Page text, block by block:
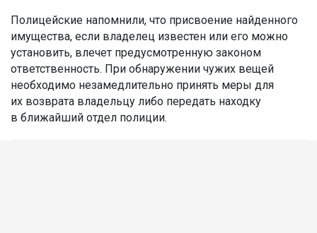
Полицейские напомнили, что присвоение найденного
имущества, если владелец известен или его можно
установить, влечет предусмотренную законом
ответственность. При обнаружении чужих вещей
необходимо незамедлительно принять меры для
их возврата владельцу либо передать находку
в ближайший отдел полиции.